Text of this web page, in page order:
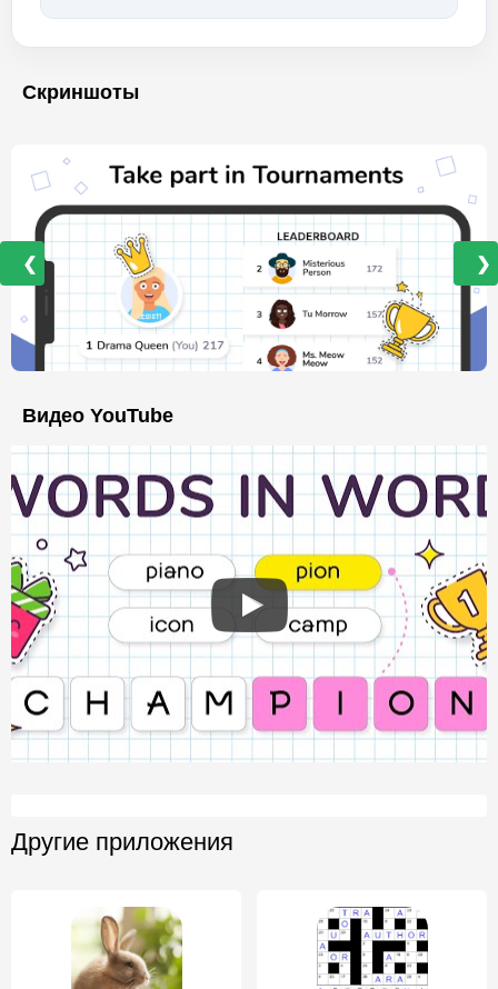
Скриншоты
❮ ❯
Видео YouTube
Другие приложения